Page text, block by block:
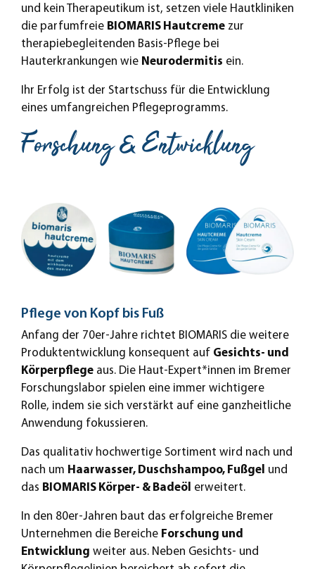
und kein Therapeutikum ist, setzen viele Hautkliniken
die parfumfreie BIOMARIS Hautcreme zur
therapiebegleitenden Basis-Pflege bei
Hauterkrankungen wie Neurodermitis ein.
Ihr Erfolg ist der Startschuss für die Entwicklung
eines umfangreichen Pflegeprogramms.
Forschung & Entwicklung
Pflege von Kopf bis Fuß
Anfang der 70er-Jahre richtet BIOMARIS die weitere
Produktentwicklung konsequent auf Gesichts- und
Körperpflege aus. Die Haut-Expert*innen im Bremer
Forschungslabor spielen eine immer wichtigere
Rolle, indem sie sich verstärkt auf eine ganzheitliche
Anwendung fokussieren.
Das qualitativ hochwertige Sortiment wird nach und
nach um Haarwasser, Duschshampoo, Fußgel und
das BIOMARIS Körper- & Badeöl erweitert.
In den 80er-Jahren baut das erfolgreiche Bremer
Unternehmen die Bereiche Forschung und
Entwicklung weiter aus. Neben Gesichts- und